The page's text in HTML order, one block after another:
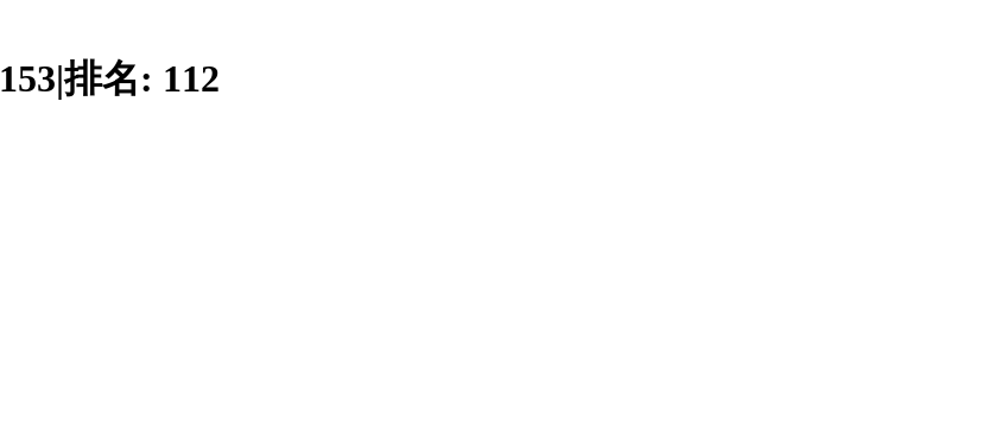
153|排名: 112